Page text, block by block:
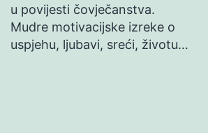
u povijesti čovječanstva.
Mudre motivacijske izreke o
uspjehu, ljubavi, sreći, životu…